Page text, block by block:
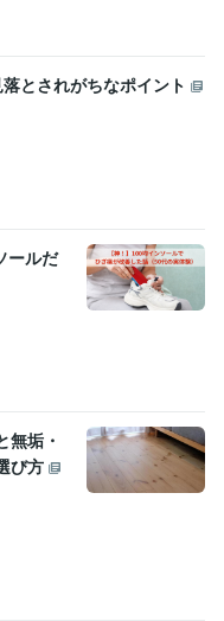
とされがちなポイント
ールだ
無垢・
び方